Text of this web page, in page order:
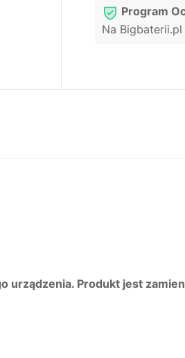
Program
Na
urządzenia. Produkt jest